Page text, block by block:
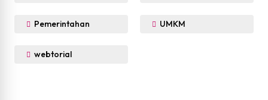
Pemerintahan UMKM
webtorial